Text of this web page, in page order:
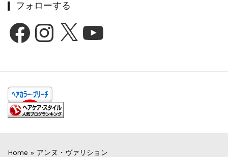
フォローする
FacebookInstagram
Home » アンヌ・ヴァリション